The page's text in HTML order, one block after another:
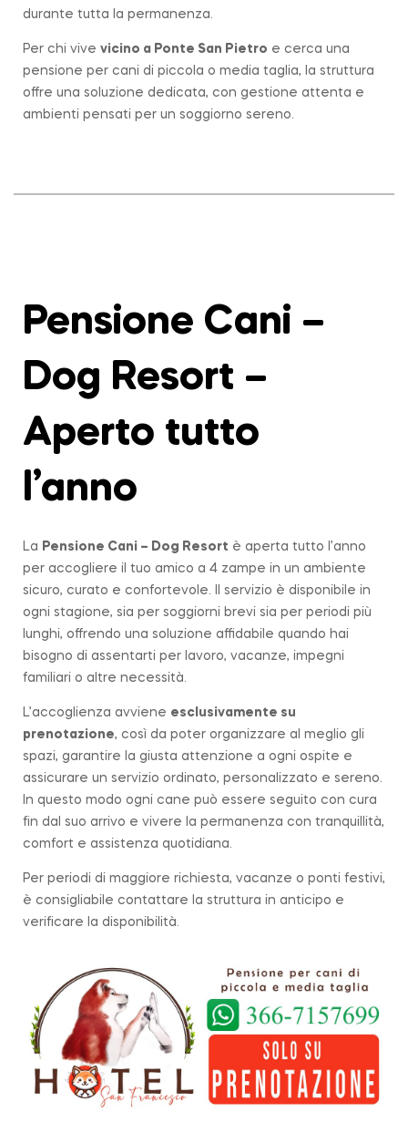
durante tutta la permanenza.
Per chi vive vicino a Ponte San Pietro e cerca una
pensione per cani di piccola o media taglia, la struttura
offre una soluzione dedicata, con gestione attenta e
ambienti pensati per un soggiorno sereno.
Pensione Cani –
Dog Resort –
Aperto tutto
l’anno
La Pensione Cani – Dog Resort è aperta tutto l’anno
per accogliere il tuo amico a 4 zampe in un ambiente
sicuro, curato e confortevole. Il servizio è disponibile in
ogni stagione, sia per soggiorni brevi sia per periodi più
lunghi, offrendo una soluzione affidabile quando hai
bisogno di assentarti per lavoro, vacanze, impegni
familiari o altre necessità.
L’accoglienza avviene esclusivamente su
prenotazione, così da poter organizzare al meglio gli
spazi, garantire la giusta attenzione a ogni ospite e
assicurare un servizio ordinato, personalizzato e sereno.
In questo modo ogni cane può essere seguito con cura
fin dal suo arrivo e vivere la permanenza con tranquillità,
comfort e assistenza quotidiana.
Per periodi di maggiore richiesta, vacanze o ponti festivi,
è consigliabile contattare la struttura in anticipo e
verificare la disponibilità.